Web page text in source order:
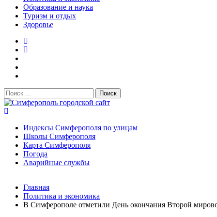
Образование и наука
Туризм и отдых
Здоровье
Поиск:
Индексы Симферополя по улицам
Школы Симферополя
Карта Симферополя
Погода
Аварийные службы
После атаки БПЛА на поезд Москва–Симферополь в
Услуги дератизации в Симферополе и Крыму — цены,
Главная
Политика и экономика
В Симферополе отметили День окончания Второй